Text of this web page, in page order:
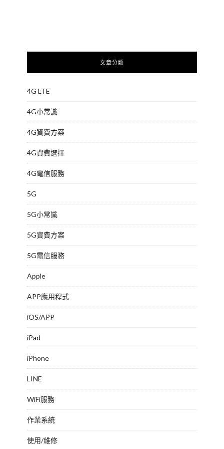
文章分類
4G LTE
4G小常識
4G資費方案
4G資費選擇
4G電信服務
5G
5G小常識
5G資費方案
5G電信服務
Apple
APP應用程式
iOS/APP
iPad
iPhone
LINE
WiFi服務
作業系統
使用/維修